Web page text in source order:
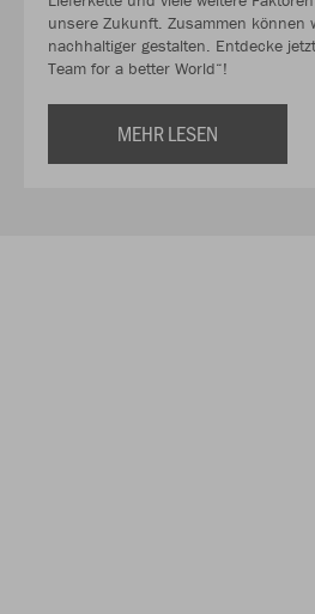
unsere Zukunft. Zusammen können
nachhaltiger gestalten. Entdecke
Team for a better World“!
MEHR LESEN